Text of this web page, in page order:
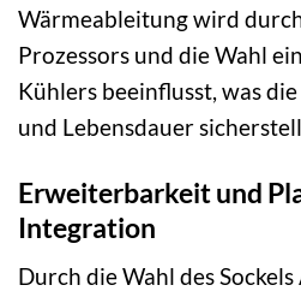
Wärmeableitung wird
Prozessors und die Wahl
Kühlers beeinflusst, was
und Lebensdauer
Erweiterbarkeit und
Integration
Durch die Wahl des